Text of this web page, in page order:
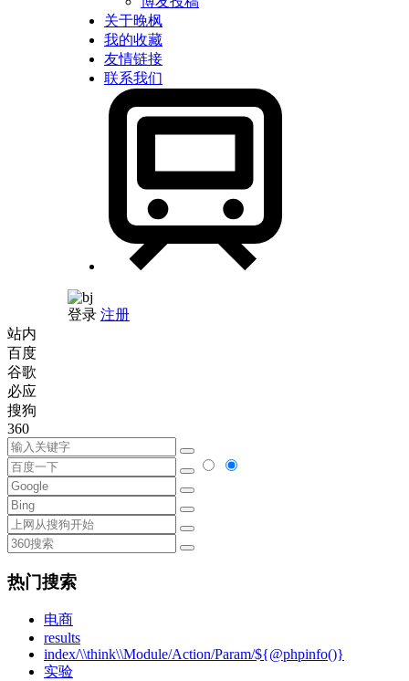
关于晚枫
我的收藏
友情链接
联系我们
登录 注册
站内
百度
谷歌
必应
搜狗
360
热门搜索
电商
results
index/\\think\\Module/Action/Param/${@phpinfo()}
实验